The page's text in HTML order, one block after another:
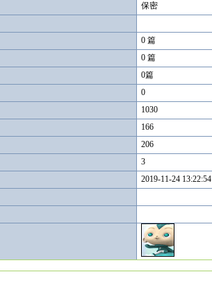
保密
0 篇
0 篇
0篇
0
1030
166
206
3
2019-11-24 13:22:54